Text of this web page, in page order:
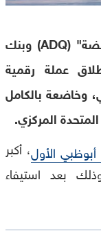
أعلنت الشركة العالمية القابضة و"القابضة" (ADQ) وبنك
عملة رقمية
وخاضعة بالكامل
المركزي.
الأول، أكبر
بعد استيفاء